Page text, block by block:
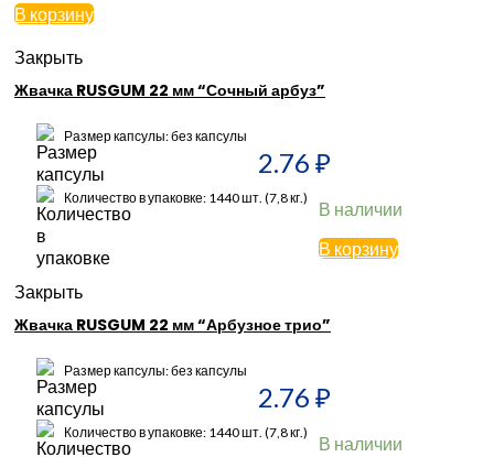
В корзину
Закрыть
Жвачка RUSGUM 22 мм “Сочный арбуз”
Размер капсулы: без капсулы
Количество в упаковке: 1440 шт. (7,8 кг.)
2.76 ₽
В наличии
В корзину
Закрыть
Жвачка RUSGUM 22 мм “Арбузное трио”
Размер капсулы: без капсулы
Количество в упаковке: 1440 шт. (7,8 кг.)
2.76 ₽
В наличии